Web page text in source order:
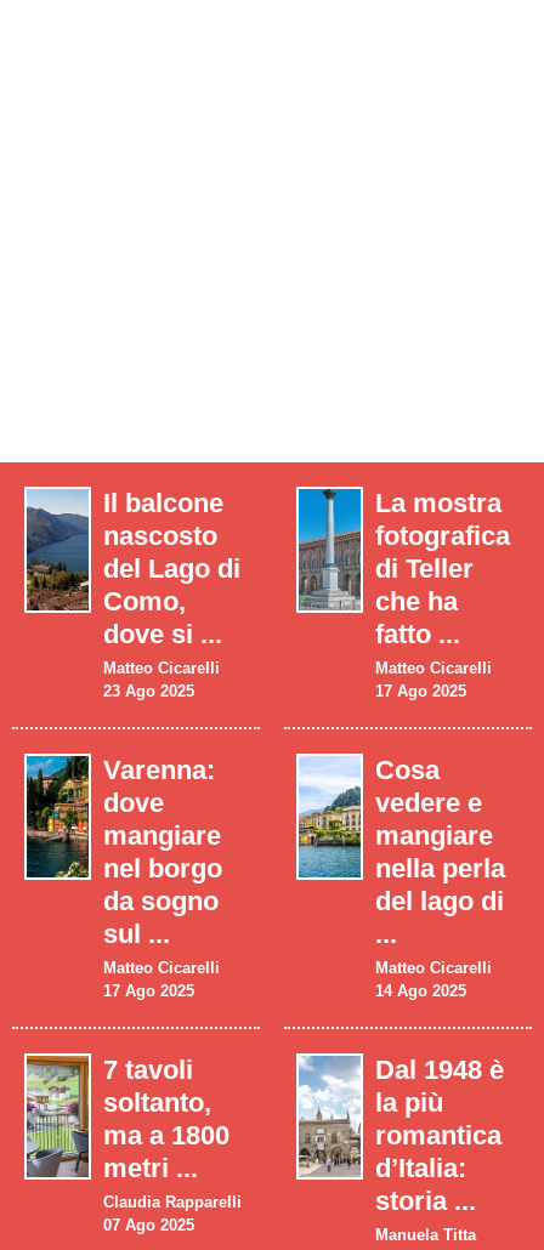
Il balcone
nascosto
del Lago di
Como,
dove si ...
Matteo Cicarelli
23 Ago 2025
La mostra
fotografica
di Teller
che ha
fatto ...
Matteo Cicarelli
17 Ago 2025
Varenna:
dove
mangiare
nel borgo
da sogno
sul ...
Matteo Cicarelli
17 Ago 2025
Cosa
vedere e
mangiare
nella perla
del lago di
...
Matteo Cicarelli
14 Ago 2025
7 tavoli
soltanto,
ma a 1800
metri ...
Claudia Rapparelli
07 Ago 2025
Dal 1948 è
la più
romantica
d’Italia:
storia ...
Manuela Titta